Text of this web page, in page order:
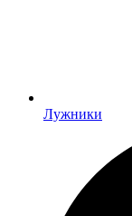
Лужники